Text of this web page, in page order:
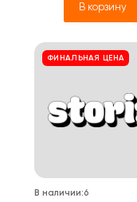
В корзину
ФИНАЛЬНАЯ ЦЕНА
В наличии:6